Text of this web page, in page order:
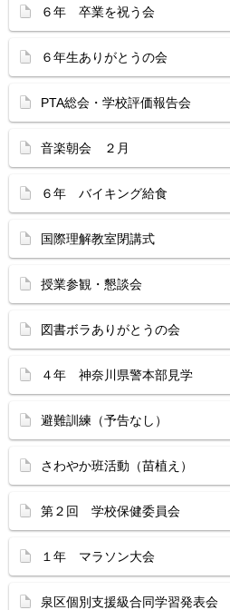
６年 卒業を祝う会
６年生ありがとうの会
PTA総会・学校評価報告会
音楽朝会 ２月
６年 バイキング給食
国際理解教室閉講式
授業参観・懇談会
図書ボラありがとうの会
４年 神奈川県警本部見学
避難訓練（予告なし）
さわやか班活動（苗植え）
第２回 学校保健委員会
１年 マラソン大会
泉区個別支援級合同学習発表会